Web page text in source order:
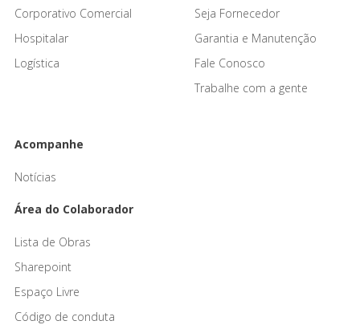
Corporativo Comercial
Hospitalar
Logística
Seja Fornecedor
Garantia e Manutenção
Fale Conosco
Trabalhe com a gente
Acompanhe
Notícias
Área do Colaborador
Lista de Obras
Sharepoint
Espaço Livre
Código de conduta